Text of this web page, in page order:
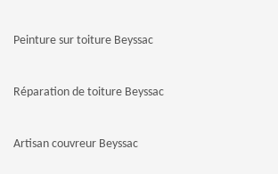
Peinture sur toiture Beyssac
Réparation de toiture Beyssac
Artisan couvreur Beyssac